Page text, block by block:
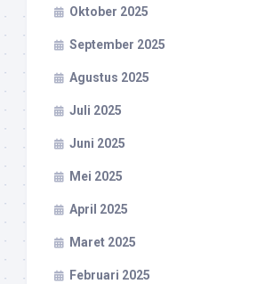
Oktober 2025
September 2025
Agustus 2025
Juli 2025
Juni 2025
Mei 2025
April 2025
Maret 2025
Februari 2025